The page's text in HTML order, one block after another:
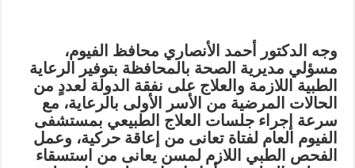
وجه الدكتور أحمد الأنصاري محافظ الفيوم،
مسؤلي مديرية الصحة بالمحافظة بتوفير الرعاية
الطبية اللازمة والعلاج على نفقة الدولة لعددٍ من
الحالات المرضية من الأسر الأولى بالرعاية، مع
سرعة إجراء جلسات العلاج الطبيعي بمستشفى
الفيوم العام لفتاة تعانى من إعاقة حركية، وعمل
الفحص الطبي اللازم لمسن يعانى من استسقاء